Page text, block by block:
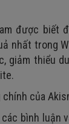
được biết
nhất trong
giảm thiểu
của
bình luận